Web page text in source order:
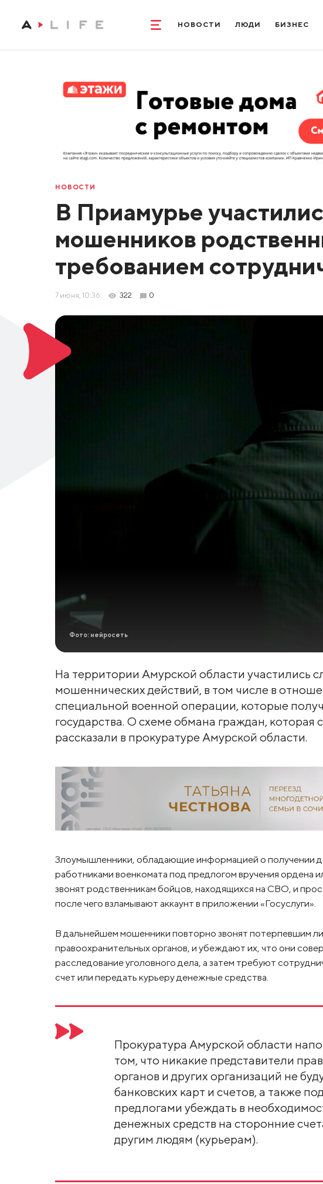
НОВОСТИ ЛЮДИ БИЗНЕС
НОВОСТИ
В Приамурье
мошенников
требованием
7 июня, 10:36 322 0
Фото: нейросеть
На территории Амурской области участились
мошеннических действий, в том числе в
специальной военной операции, которые
государства. О схеме обмана граждан, которая
рассказали в прокуратуре Амурской области.
Злоумышленники, обладающие информацией о получении
работниками военкомата под предлогом вручения ордена
звонят родственникам бойцов, находящихся на СВО, и
после чего взламывают аккаунт в приложении «Госуслуги».
В дальнейшем мошенники повторно звонят потерпевшим
правоохранительных органов, и убеждают их, что они
расследование уголовного дела, а затем требуют
счет или передать курьеру денежные средства.
Прокуратура Амурской области
том, что никакие представители
органов и других организаций не
банковских карт и счетов, а также
предлогами убеждать в
денежных средств на сторонние
другим людям (курьерам).